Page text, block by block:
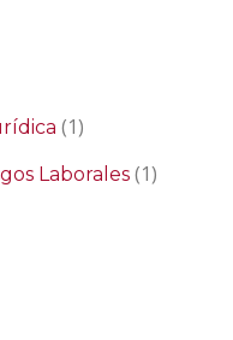
(1)
Laborales (1)